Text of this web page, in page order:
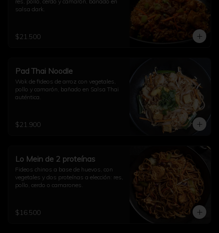
salsa dark.
$21.500
Pad Thai Noodle
Wok de fideos de arroz con vegetales,
pollo y camarón, bañado en Salsa Thai
auténtica.
$21.900
Lo Mein de 2 proteínas
Fideos chinos a base de huevos, con
vegetales y dos proteínas a elección: res,
pollo, cerdo o camarones.
$16.500